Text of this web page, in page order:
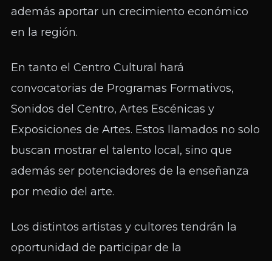
además aportar un crecimiento económico
en la región.
En tanto el Centro Cultural hará
convocatorias de Programas Formativos,
Sonidos del Centro, Artes Escénicas y
Exposiciones de Artes. Estos llamados no solo
buscan mostrar el talento local, sino que
además ser potenciadores de la enseñanza
por medio del arte.
Los distintos artistas y cultores tendrán la
oportunidad de participar de la